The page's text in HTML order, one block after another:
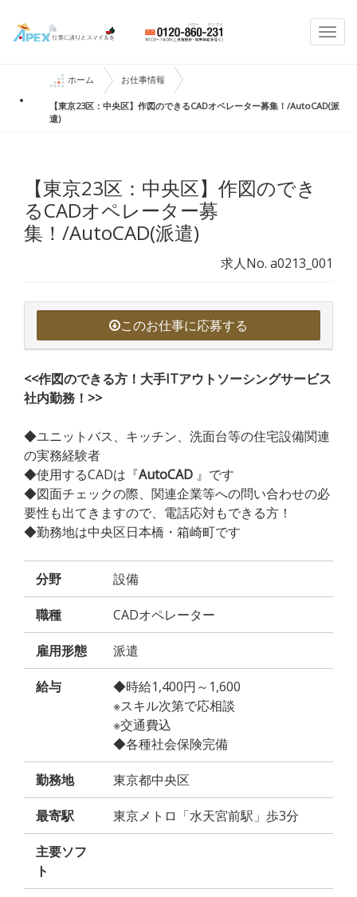
ホーム お仕事情報
【東京23区：中央区】作図のできるCADオペレーター募集！/AutoCAD(派
遣)
【東京23区：中央区】作図のでき
るCADオペレーター募
集！/AutoCAD(派遣)
求人No. a0213_001
このお仕事に応募する
<<作図のできる方！大手ITアウトソーシングサービス
社内勤務！>>
◆ユニットバス、キッチン、洗面台等の住宅設備関連
の実務経験者
◆使用するCADは『AutoCAD 』です
◆図面チェックの際、関連企業等への問い合わせの必
要性も出てきますので、電話応対もできる方！
◆勤務地は中央区日本橋・箱崎町です
分野 設備
職種 CADオペレーター
雇用形態 派遣
給与
◆時給1,400円～1,600
※スキル次第で応相談
※交通費込
◆各種社会保険完備
勤務地 東京都中央区
最寄駅 東京メトロ「水天宮前駅」歩3分
主要ソフ
ト